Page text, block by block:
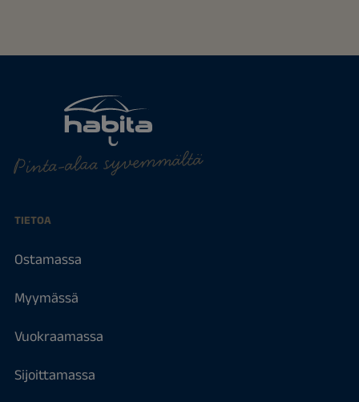
Pinta-alaa syvemmältä
TIETOA
Ostamassa
Myymässä
Vuokraamassa
Sijoittamassa